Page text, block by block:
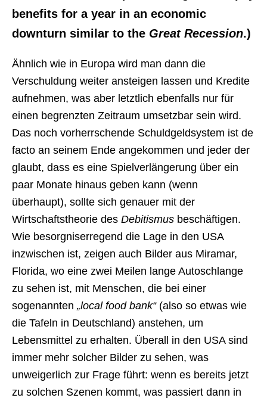
benefits for a year in an economic
downturn similar to the Great Recession.)
Ähnlich wie in Europa wird man dann die
Verschuldung weiter ansteigen lassen und Kredite
aufnehmen, was aber letztlich ebenfalls nur für
einen begrenzten Zeitraum umsetzbar sein wird.
Das noch vorherrschende Schuldgeldsystem ist de
facto an seinem Ende angekommen und jeder der
glaubt, dass es eine Spielverlängerung über ein
paar Monate hinaus geben kann (wenn
überhaupt), sollte sich genauer mit der
Wirtschaftstheorie des Debitismus beschäftigen.
Wie besorgniserregend die Lage in den USA
inzwischen ist, zeigen auch Bilder aus Miramar,
Florida, wo eine zwei Meilen lange Autoschlange
zu sehen ist, mit Menschen, die bei einer
sogenannten „local food bank“(also so etwas wie
die Tafeln in Deutschland) anstehen, um
Lebensmittel zu erhalten. Überall in den USA sind
immer mehr solcher Bilder zu sehen, was
unweigerlich zur Frage führt: wenn es bereits jetzt
zu solchen Szenen kommt, was passiert dann in